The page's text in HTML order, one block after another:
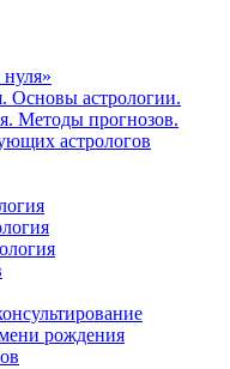
Основы астрологии.
Методы прогнозов.
астрологов
рождения